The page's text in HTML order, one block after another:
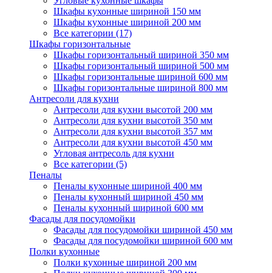
Шкафы кухонные шириной 150 мм
Шкафы кухонные шириной 200 мм
Все категории (17)
Шкафы горизонтальные
Шкафы горизонтальный шириной 350 мм
Шкафы горизонтальный шириной 500 мм
Шкафы горизонтальные шириной 600 мм
Шкафы горизонтальные шириной 800 мм
Антресоли для кухни
Антресоли для кухни высотой 200 мм
Антресоли для кухни высотой 350 мм
Антресоли для кухни высотой 357 мм
Антресоли для кухни высотой 450 мм
Угловая антресоль для кухни
Все категории (5)
Пеналы
Пеналы кухонные шириной 400 мм
Пеналы кухонный шириной 450 мм
Пеналы кухонный шириной 600 мм
Фасады для посудомойки
Фасады для посудомойки шириной 450 мм
Фасады для посудомойки шириной 600 мм
Полки кухонные
Полки кухонные шириной 200 мм